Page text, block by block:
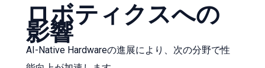
ロボティクスへの
影響
AI-Native Hardwareの進展により、次の分野で性